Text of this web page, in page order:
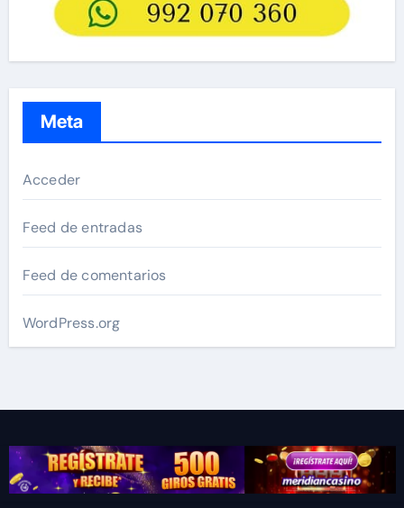
Meta
Acceder
Feed de entradas
Feed de comentarios
WordPress.org